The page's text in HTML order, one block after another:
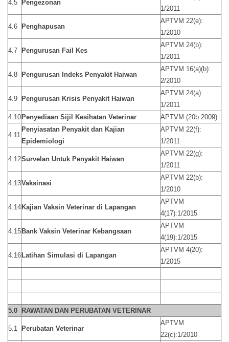
4.5 Pengezonan
1/2011
4.6 Penghapusan
APTVM 22(e):
1/2010
4.7 Pengurusan Fail Kes
APTVM 24(b):
1/2011
4.8 Pengurusan Indeks Penyakit Haiwan
APTVM 16(a)(b):
2/2010
4.9 Pengurusan Krisis Penyakit Haiwan
APTVM 24(a):
1/2011
4.10 Penyediaan Sijil Kesihatan Veterinar APTVM (20b:2009)
4.11
Penyiasatan Penyakit dan Kajian
Epidemiologi
APTVM 22(f):
1/2011
4.12Survelan Untuk Penyakit Haiwan
APTVM 22(g):
1/2011
4.13Vaksinasi
APTVM 22(b):
1/2010
4.14 Kajian Vaksin Veterinar di Lapangan
APTVM
4(17):1/2015
4.15 Bank Vaksin Veterinar Kebangsaan
APTVM
4(19):1/2015
4.16 Latihan Simulasi di Lapangan
APTVM 4(20):
1/2015
5.0 RAWATAN DAN PERUBATAN VETERINAR
5.1 Perubatan Veterinar
APTVM
22(c):1/2010